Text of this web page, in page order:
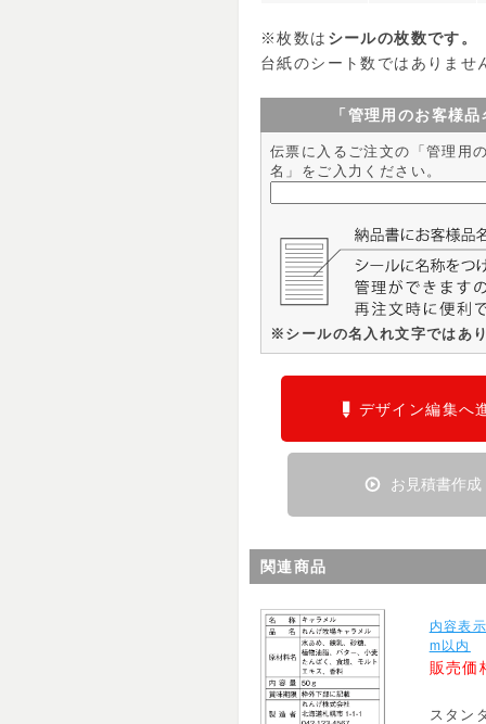
※枚数は シールの枚数です。
台紙のシート数ではありませ
「管理用のお客様
伝票に入るご注文の「管理用
名」をご入力ください。
※シールの名入れ文字ではあ
お見積書作成
デザイン編集へ
関連商品
内容表
m以内
販売価
スタン